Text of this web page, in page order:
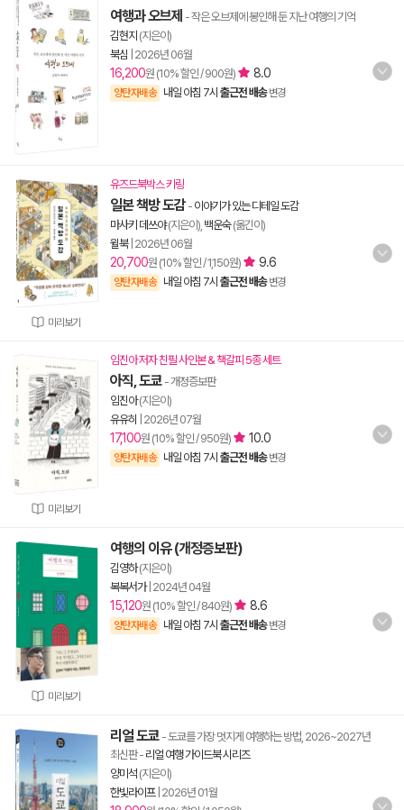
여행과 오브제 - 작은 오브제에 봉인해 둔 지난 여행의 기억
김현지 (지은이)
북심 2026년 06월
16,200원 (10% 할인 / 900원) 8.0
양탄자배송 내일 아침 7시 출근전 배송 변경
미리보기
유즈드북박스 키링
일본 책방 도감 - 이야기가 있는 디테일 도감
마사키 데쓰야(지은이), 백운숙(옮긴이)
윌북| 2026년 06월
20,700원 (10% 할인 / 1,150원) 9.6
양탄자배송 내일 아침 7시 출근전 배송 변경
미리보기
임진아 저자 친필 사인본 & 책갈피 5종 세트
아직, 도쿄 - 개정증보판
임진아(지은이)
유유히
2026년 07월
17,100원 (10% 할인 / 950원) 10.0
양탄자배송 내일 아침 7시 출근전 배송 변경
미리보기
여행의 이유 (개정증보판)
김영하(지은이)
복복서가| 2024년 04월
15,120원 (10% 할인 / 840원) 8.6
양탄자배송 내일 아침 7시 출근전 배송 변경
리얼 도쿄 - 도쿄를 가장 멋지게 여행하는 방법, 2026~2027년
최신판- 리얼 여행 가이드북 시리즈
양미석 (지은이)
한빛라이프| 2026년 01월